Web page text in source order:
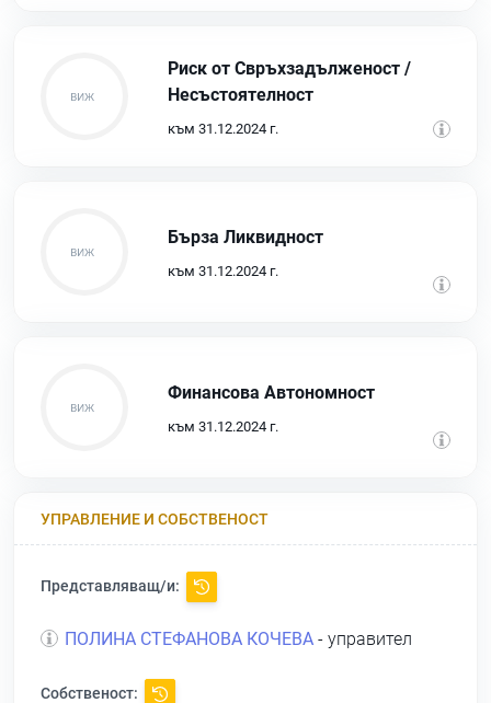
Риск от Свръхзадълженост /
Несъстоятелност
към 31.12.2024 г.
Бърза Ликвидност
към 31.12.2024 г.
Финансова Автономност
към 31.12.2024 г.
УПРАВЛЕНИЕ И СОБСТВЕНОСТ
Представляващ/и:
ПОЛИНА СТЕФАНОВА КОЧЕВА - управител
Собственост: